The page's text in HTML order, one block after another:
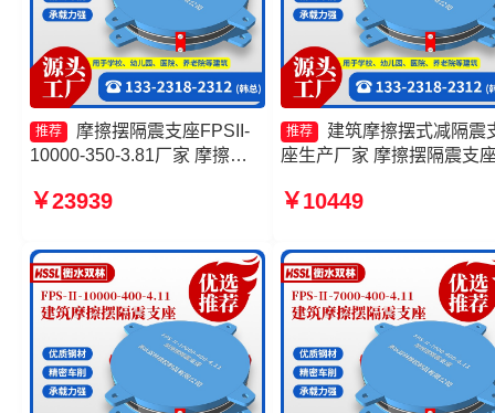
推荐
摩擦摆隔震支座FPSII-
10000-350-3.81厂家 摩擦摆
震支座FPSII-3000-350-3.81
350-3.81源头工厂
￥23939
推荐
建筑摩擦摆式减隔震
座生产厂家 摩擦摆隔震支
厂 摩擦摆减隔震球型支座
400-4.11
￥10449